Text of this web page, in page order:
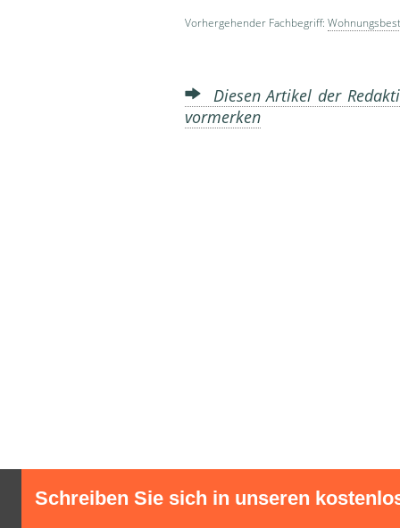
Vorhergehender Fachbegriff:
Diesen Artikel der
vormerken
Schreiben Sie sich in unseren